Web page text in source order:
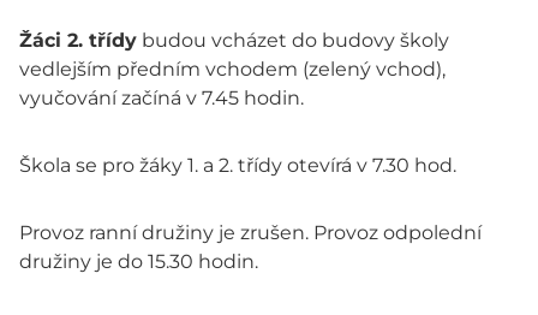
Žáci 2. třídy budou vcházet do budovy školy
vedlejším předním vchodem (zelený vchod),
vyučování začíná v 7.45 hodin.
Škola se pro žáky 1. a 2. třídy otevírá v 7.30 hod.
Provoz ranní družiny je zrušen. Provoz odpolední
družiny je do 15.30 hodin.